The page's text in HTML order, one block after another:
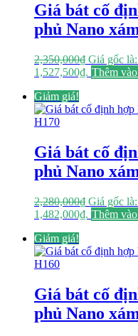
Giá bát cố
phủ Nano
2,350,000₫ Giá gốc
1,527,500₫. Thêm
Giảm giá!
Giá bát cố
phủ Nano
2,280,000₫ Giá gốc
1,482,000₫. Thêm
Giảm giá!
Giá bát cố
phủ Nano